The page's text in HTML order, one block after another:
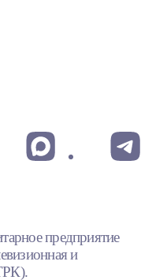
предприятие
и